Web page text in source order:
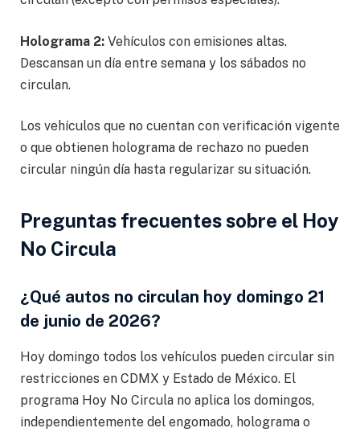
Holograma 2: Vehículos con emisiones altas.
Descansan un día entre semana y los sábados no
circulan.
Los vehículos que no cuentan con verificación vigente
o que obtienen holograma de rechazo no pueden
circular ningún día hasta regularizar su situación.
Preguntas frecuentes sobre el Hoy
No Circula
¿Qué autos no circulan hoy domingo 21
de junio de 2026?
Hoy domingo todos los vehículos pueden circular sin
restricciones en CDMX y Estado de México. El
programa Hoy No Circula no aplica los domingos,
independientemente del engomado, holograma o